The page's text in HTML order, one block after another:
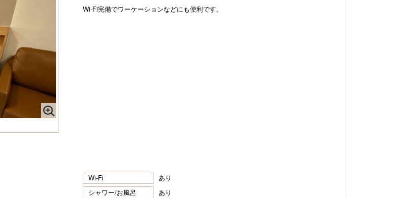
Wi-Fi完備でワーケーションなどにも便利です。
Wi-Fi
あり
シャワー/お風呂 あり